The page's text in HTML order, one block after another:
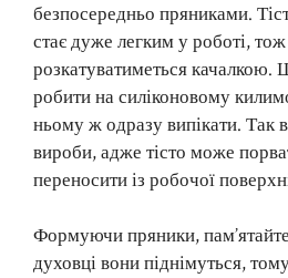
безпосередньо пряниками.
стає дуже легким у роботі, тож
розкатуватиметься качалкою.
робити на силіконовому
ньому ж одразу випікати. Так
вироби, адже тісто може
переносити із робочої
Формуючи пряники,
духовці вони піднімуться,